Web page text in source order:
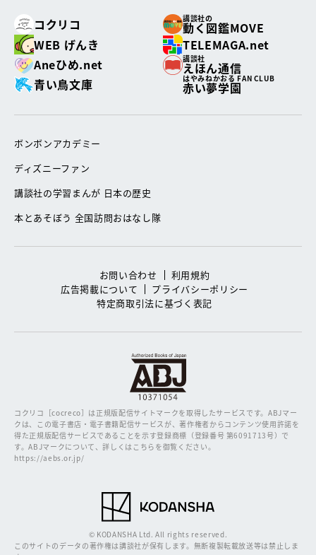
コクリコ
講談社の
動く図鑑MOVE
WEB げんき
TELEMAGA.net
Aneひめ.net
講談社
えほん通信
青い鳥文庫
はやみねかおる FAN CLUB
赤い夢学園
ボンボンアカデミー
ディズニーファン
講談社の学習まんが 日本の歴史
本とあそぼう 全国訪問おはなし隊
お問い合わせ
利用規約
広告掲載について
プライバシーポリシー
特定商取引法に基づく表記
コクリコ［cocreco］は正規版配信サイトマークを取得したサービスです。ABJマー
クは、この電子書店・電子書籍配信サービスが、著作権者からコンテンツ使用許諾を
得た正規版配信サービスであることを示す登録商標（登録番号 第6091713号）で
す。ABJマークについて、詳しくはこちらを御覧ください。
https://aebs.or.jp/
© KODANSHA Ltd. All rights reserved.
このサイトのデータの著作権は講談社が保有します。無断複製転載放送等は禁止しま